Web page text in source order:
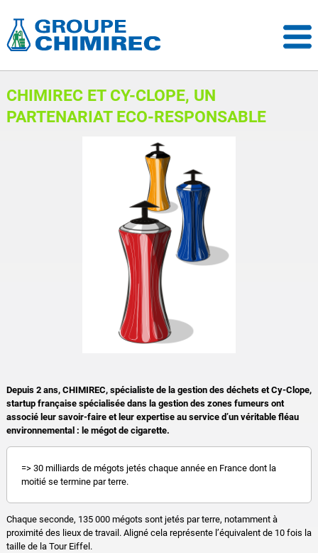
CHIMIREC ET CY-CLOPE, UN
PARTENARIAT ECO-RESPONSABLE
Depuis 2 ans, CHIMIREC, spécialiste de la gestion des déchets et Cy-Clope,
startup française spécialisée dans la gestion des zones fumeurs ont
associé leur savoir-faire et leur expertise au service d’un véritable fléau
environnemental : le mégot de cigarette.
=> 30 milliards de mégots jetés chaque année en France dont la
moitié se termine par terre.
Chaque seconde, 135 000 mégots sont jetés par terre, notamment à
proximité des lieux de travail. Aligné cela représente l’équivalent de 10 fois la
taille de la Tour Eiffel.